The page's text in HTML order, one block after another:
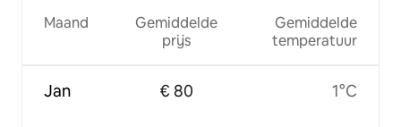
Maand
Jan
Gemiddelde
prijs
€ 80
Gemiddelde
temperatuur
1°C